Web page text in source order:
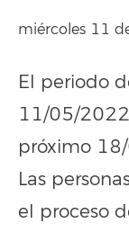
miércoles 11
El periodo
11/05/
próximo
Las
el proceso